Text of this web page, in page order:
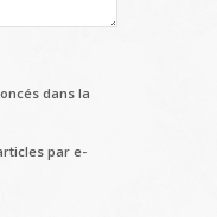
dans la
par e-